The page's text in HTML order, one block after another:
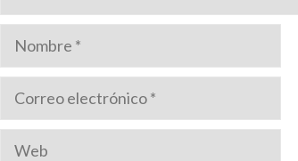
Nombre
Correo
electrónico
Web